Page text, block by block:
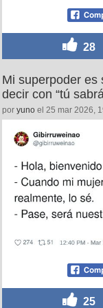
28
Mi superpoder es
decir con “tú
por yuno el 25 mar 2026,
25